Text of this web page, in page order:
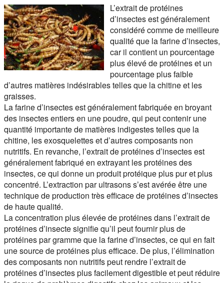
L’extrait de protéines
d’insectes est généralement
considéré comme de meilleure
qualité que la farine d’insectes,
car il contient un pourcentage
plus élevé de protéines et un
pourcentage plus faible
d’autres matières indésirables telles que la chitine et les
graisses.
La farine d’insectes est généralement fabriquée en broyant
des insectes entiers en une poudre, qui peut contenir une
quantité importante de matières indigestes telles que la
chitine, les exosquelettes et d’autres composants non
nutritifs. En revanche, l’extrait de protéines d’insectes est
généralement fabriqué en extrayant les protéines des
insectes, ce qui donne un produit protéique plus pur et plus
concentré. L’extraction par ultrasons s’est avérée être une
technique de production très efficace de protéines d’insectes
de haute qualité.
La concentration plus élevée de protéines dans l’extrait de
protéines d’insecte signifie qu’il peut fournir plus de
protéines par gramme que la farine d’insectes, ce qui en fait
une source de protéines plus efficace. De plus, l’élimination
des composants non nutritifs peut rendre l’extrait de
protéines d’insectes plus facilement digestible et peut réduire